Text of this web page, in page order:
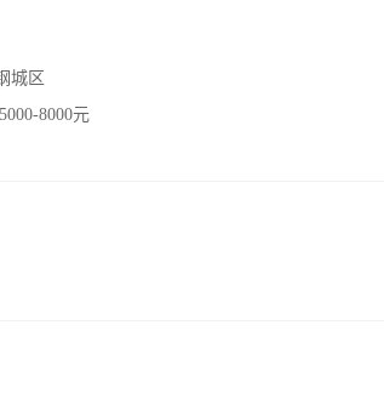
城区
5000-8000元